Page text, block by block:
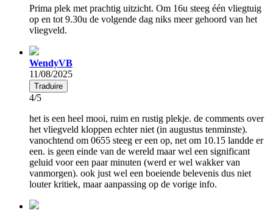
Prima plek met prachtig uitzicht. Om 16u steeg één vliegtuig
op en tot 9.30u de volgende dag niks meer gehoord van het
vliegveld.
WendyVB
11/08/2025
Traduire
4/5
het is een heel mooi, ruim en rustig plekje. de comments over
het vliegveld kloppen echter niet (in augustus tenminste).
vanochtend om 0655 steeg er een op, net om 10.15 landde er
een. is geen einde van de wereld maar wel een significant
geluid voor een paar minuten (werd er wel wakker van
vanmorgen). ook just wel een boeiende belevenis dus niet
louter kritiek, maar aanpassing op de vorige info.